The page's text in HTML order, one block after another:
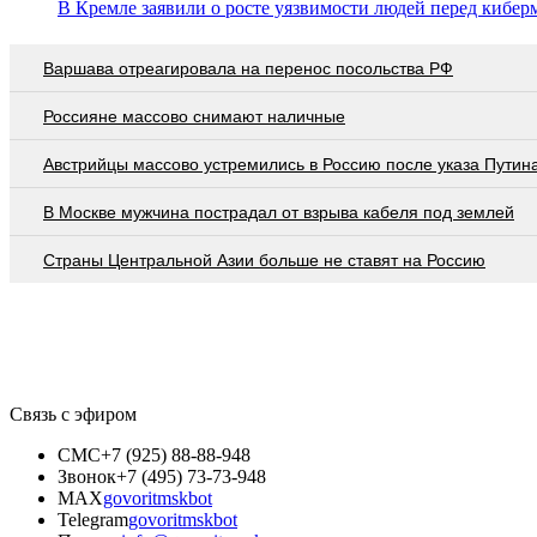
В Кремле заявили о росте уязвимости людей перед
Варшава отреагировала на перенос посольства РФ
Россияне массово снимают наличные
Австрийцы массово устремились в Россию после указа
В Москве мужчина пострадал от взрыва кабеля под землей
Страны Центральной Азии больше не ставят на Россию
Связь с эфиром
СМС+7 (925) 88-88-948
Звонок+7 (495) 73-73-948
MAXgovoritmskbot
Telegramgovoritmskbot